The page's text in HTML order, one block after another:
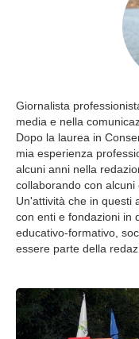
Giornalista
media e nella
Dopo la laurea in
mia esperienza
alcuni anni nella
collaborando con alcuni
Un'attività che in questi
con enti e fondazioni in
educativo-formativo,
essere parte della